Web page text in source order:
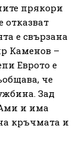
прякори
отказват
е свързана
Каменов –
Еврото е
че
Зад
и има
кръчмата и